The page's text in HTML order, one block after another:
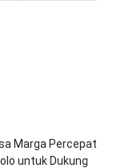
Marga Percepat
untuk Dukung